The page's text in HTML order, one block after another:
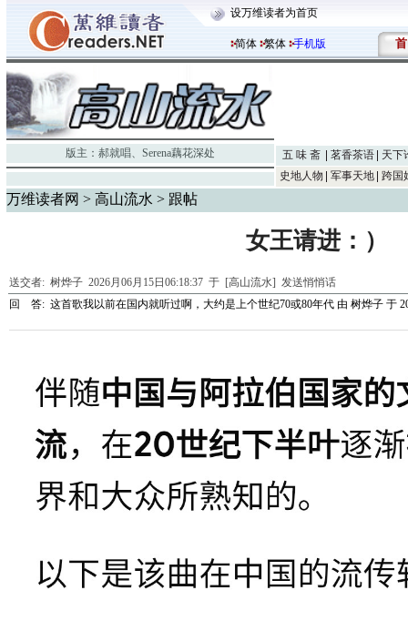
设万维读者为首页
简体 繁体 手机版 首
版主： 郝就唱、 Serena藕花深处 五 味 斋 茗香茶语
天下
史地人物
军事天地 跨国
万维读者网 > 高山流水 > 跟帖
女王请进：）
送交者: 树烨子 2026月06月15日06:18:37 于 [高山流水] 发送悄悄话
回 答: 这首歌我以前在国内就听过啊，大约是上个世纪70或80年代 由 树烨子 于